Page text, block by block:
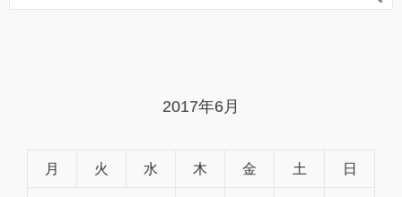
2017年6月
月 火 水 木 金 土 日